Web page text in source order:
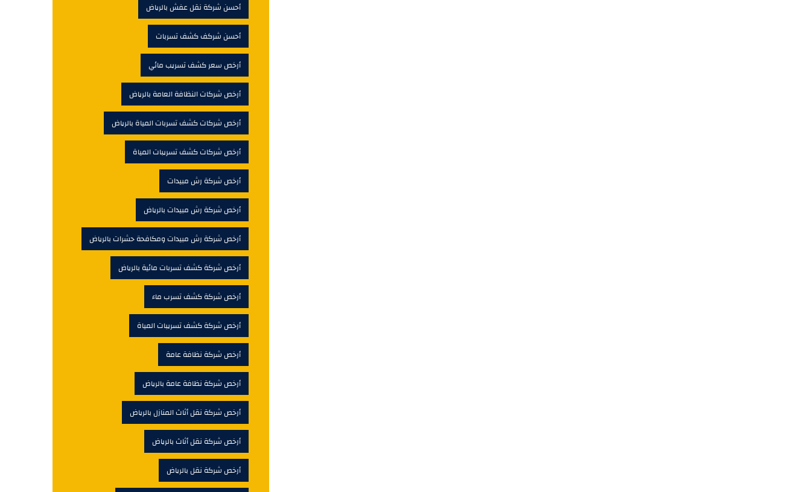
أحسن شركة نقل عفش بالرياض
أحسن شركف كشف تسربات
أرخص سعر كشف تسريب مائي
أرخص شركات النظافة العامة بالرياض
أرخص شركات كشف تسربات المياة بالرياض
أرخص شركات كشف تسريبات المياة
أرخص شركة رش مبيدات
أرخص شركة رش مبيدات بالرياض
أرخص شركة رش مبيدات ومكافحة حشرات بالرياض
أرخص شركة كشف تسربات مائية بالرياض
أرخص شركة كشف تسرب ماء
أرخص شركة كشف تسريبات المياة
أرخص شركة نظافة عامة
أرخص شركة نظافة عامة بالرياض
أرخص شركة نقل أثاث المنازل بالرياض
أرخص شركة نقل أثاث بالرياض
أرخص شركة نقل بالرياض